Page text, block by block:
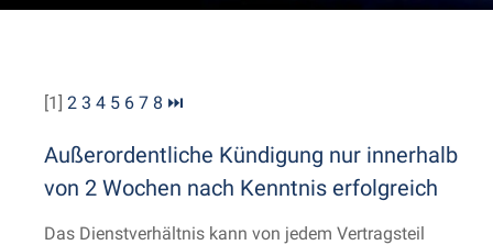
[1] 2 3 4 5 6 7 8 ⏭
Außerordentliche Kündigung nur innerhalb
von 2 Wochen nach Kenntnis erfolgreich
Das Dienstverhältnis kann von jedem Vertragsteil